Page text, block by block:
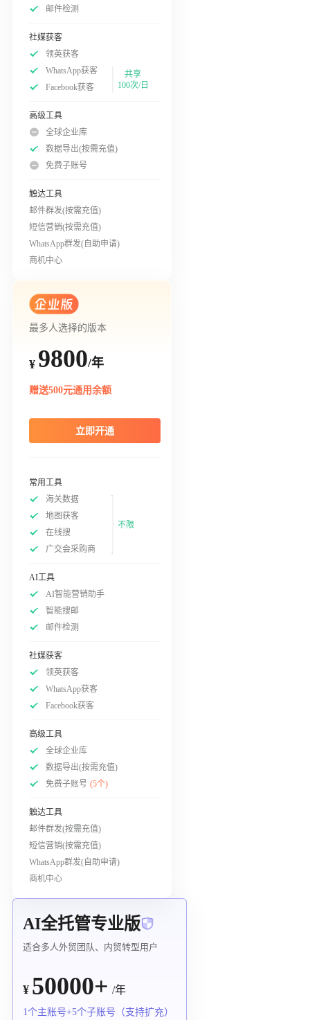
邮件检测
社媒获客
领英获客
WhatsApp获客
Facebook获客
共享
100次/日
高级工具
全球企业库
数据导出(按需充值)
免费子账号
触达工具
邮件群发(按需充值)
短信营销(按需充值)
WhatsApp群发(自助申请)
商机中心
最多人选择的版本
¥ 9800/年
赠送500元通用余额
立即开通
常用工具
海关数据
地图获客
在线搜
广交会采购商
不限
AI工具
AI智能营销助手
智能搜邮
邮件检测
社媒获客
领英获客
WhatsApp获客
Facebook获客
高级工具
全球企业库
数据导出(按需充值)
免费子账号 (5个)
触达工具
邮件群发(按需充值)
短信营销(按需充值)
WhatsApp群发(自助申请)
商机中心
AI全托管专业版
适合多人外贸团队、内贸转型用户
¥ 50000+ /年
1个主账号+5个子账号（支持扩充）